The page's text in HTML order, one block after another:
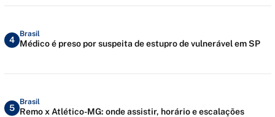
4
Brasil
Médico é preso por suspeita de estupro de vulnerável em SP
5
Brasil
Remo x Atlético-MG: onde assistir, horário e escalações